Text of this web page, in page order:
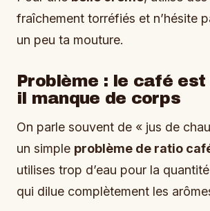
fraîchement torréfiés et n’hésite
un peu ta mouture.
Problème : le café
il manque de corps
On parle souvent de « jus de
un simple problème de ratio
utilises trop d’eau pour la
qui dilue complètement les